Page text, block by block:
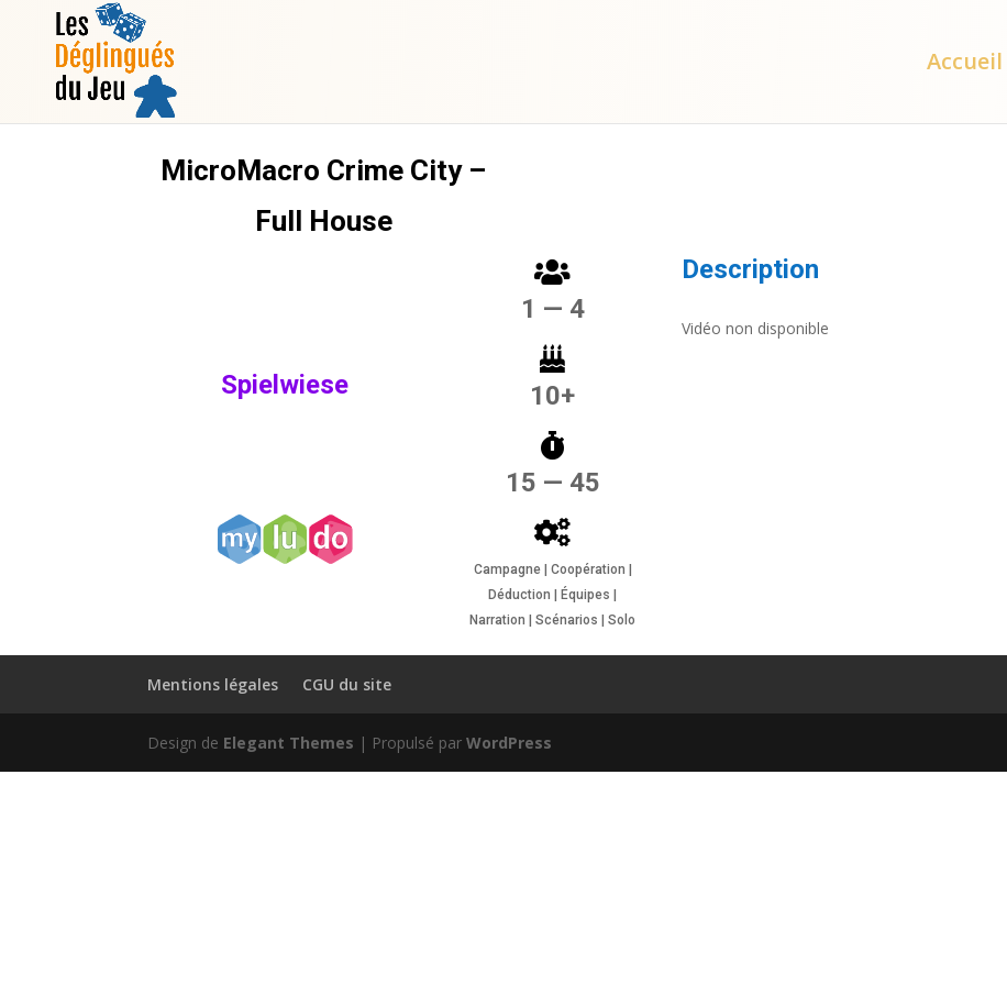
Accueil
MicroMacro Crime City –
Full House
Spielwiese
1 — 4
10+
15 — 45
Campagne | Coopération |
Déduction | Équipes |
Narration | Scénarios | Solo
Description
Vidéo non disponible
Mentions légales CGU du site
Design de Elegant Themes | Propulsé parWordPress